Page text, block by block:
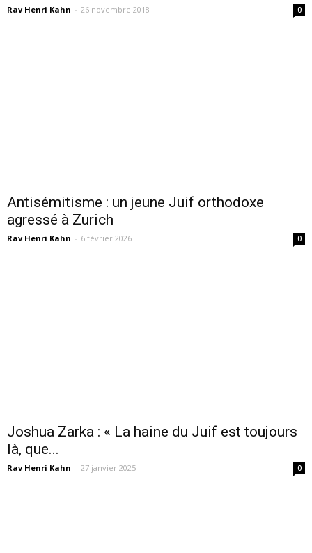
Rav Henri Kahn - 26 novembre 2018 0
Antisémitisme : un jeune Juif orthodoxe
agressé à Zurich
Rav Henri Kahn - 6 février 2026 0
Joshua Zarka : « La haine du Juif est toujours
là, que...
Rav Henri Kahn - 27 janvier 2025 0